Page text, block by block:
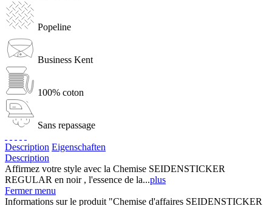
Popeline
Business Kent
100% coton
Sans repassage
Description Eigenschaften
Description
Affirmez votre style avec la Chemise SEIDENSTICKER
REGULAR en noir , l'essence de la...plus
Fermer menu
Informations sur le produit "Chemise d'affaires SEIDENSTICKER